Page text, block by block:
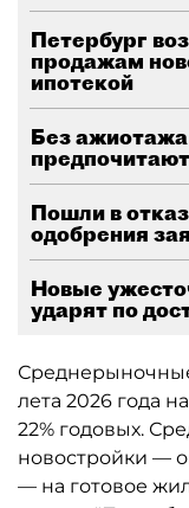
Петербург
продажам
ипотекой
Без
Пошли в
одобрения
Новые
ударят по
лета 2026 года
22% годовых.
новостройки —
— на готовое